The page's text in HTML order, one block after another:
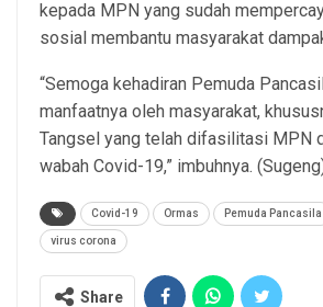
kepada MPN yang sudah
sosial membantu masyarakat
“Semoga kehadiran Pemuda
manfaatnya oleh masyarakat,
Tangsel yang telah difasilitasi MPN
wabah Covid-19,” imbuhnya.
Covid-19 Ormas Pemuda Pancasila
virus corona
Share